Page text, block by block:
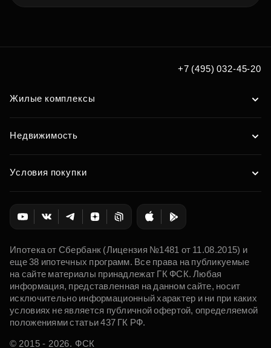
+7 (495) 032-45-20
Жилые комплексы
Недвижимость
Условия покупки
Ипотека от Сбербанк (Лицензия №1481 от 11.08.2015) и
еще 38 ипотечных программ. Все права на публикуемые
на сайте материалы принадлежат ГК ФСК. Любая
информация, представленная на данном сайте, носит
исключительно информационный характер и ни при каких
условиях не является публичной офертой, определяемой
положениями статьи 437 ГК РФ.
© 2015 - 2026. ФСК